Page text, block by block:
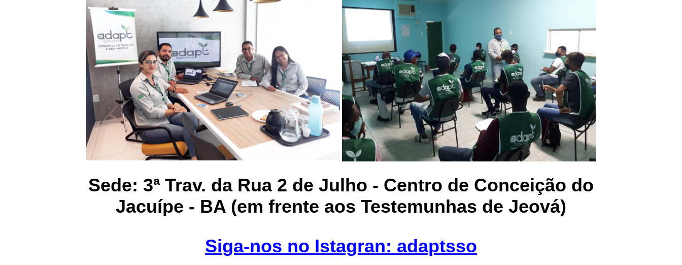
Sede: 3ª Trav. da Rua 2 de Julho - Centro de Conceição do
Jacuípe - BA (em frente aos Testemunhas de Jeová)
Siga-nos no Istagran: adaptsso